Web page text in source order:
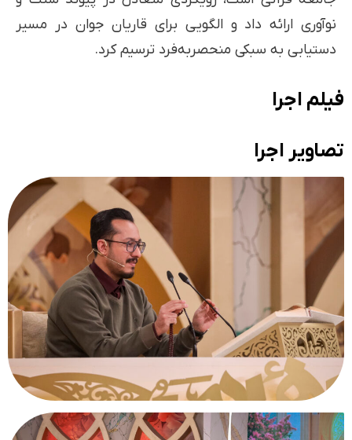
نوآوری ارائه داد و الگویی برای قاریان جوان در مسیر
دستیابی به سبکی منحصربه‌فرد ترسیم کرد.
فیلم اجرا
تصاویر اجرا